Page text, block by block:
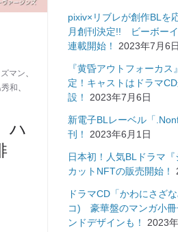
マン、
和、
ハ
pixiv×リブレが創作BLを
月創刊決定!! ビーボー
連載開始！
2023年7月6日
『黄昏アウトフォーカ
定！キャストはドラマ
設！
2023年7月6日
新電子BLレーベル「
刊！
2023年6月1日
日本初！人気BLドラマ
カットNFTの販売開始！
ドラマCD「かわにさざ
コ) 豪華盤のマンガ小冊
ンドデザインも！
2023